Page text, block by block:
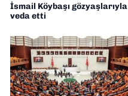
İsmail Köybaşı gözyaşlarıyla
veda etti